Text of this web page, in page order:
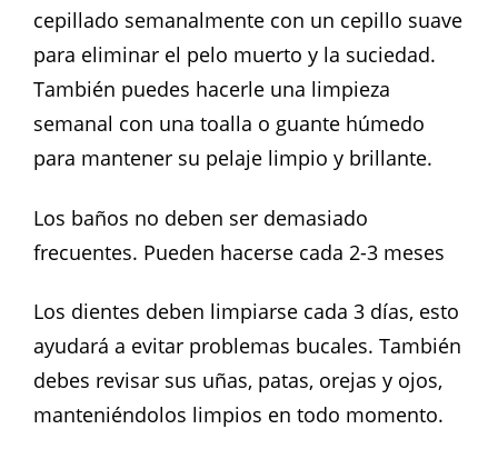
cepillado semanalmente con un cepillo suave
para eliminar el pelo muerto y la suciedad.
También puedes hacerle una limpieza
semanal con una toalla o guante húmedo
para mantener su pelaje limpio y brillante.
Los baños no deben ser demasiado
frecuentes. Pueden hacerse cada 2-3 meses
Los dientes deben limpiarse cada 3 días, esto
ayudará a evitar problemas bucales. También
debes revisar sus uñas, patas, orejas y ojos,
manteniéndolos limpios en todo momento.